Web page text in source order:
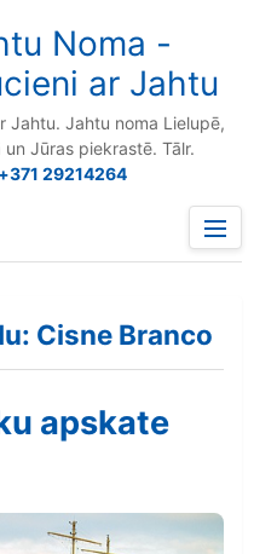
Noma -
ar Jahtu
Jahtu. Jahtu noma Lielupē,
un Jūras piekrastē. Tālr.
+371 29214264
Menu
Cisne Branco
apskate